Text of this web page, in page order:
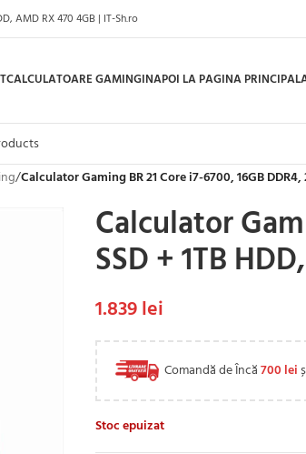
AMD RX 470 4GB | IT-Sh.ro
CALCULATOARE GAMINGINAPOI LA PAGINA
/Calculator Gaming BR 21 Core i7-6700, 16GB DDR4,
Calculator
SSD + 1TB
1.839lei
Comandă de Încă700 lei
Stoc epuizat